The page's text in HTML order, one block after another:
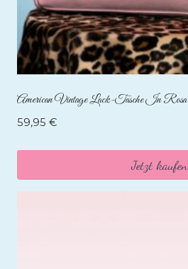
American Vintage Lack-Tasche In Rosa
59,95 €
Jetzt kaufen